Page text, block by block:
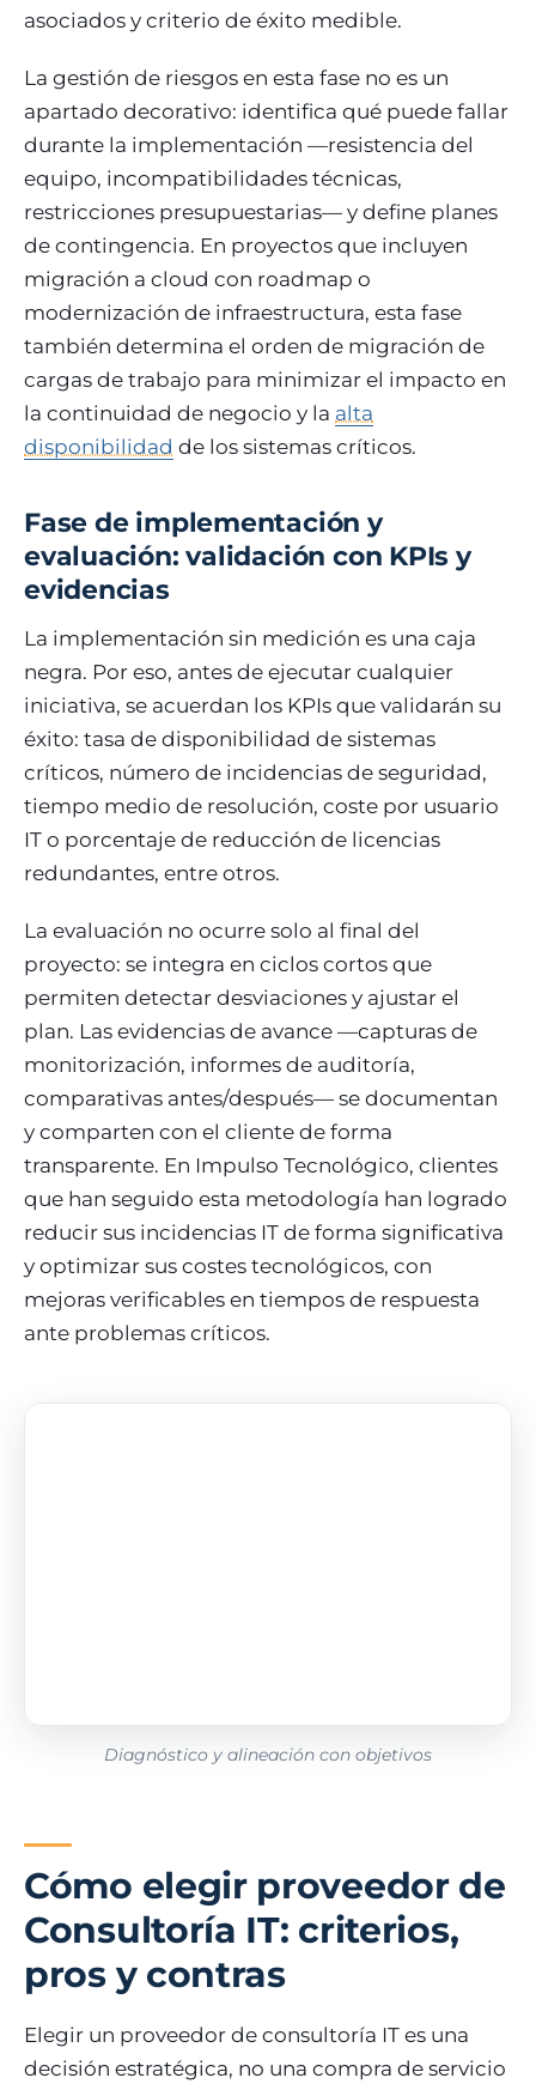
asociados y criterio de éxito medible.
La gestión de riesgos en esta fase no es un
apartado decorativo: identifica qué puede fallar
durante la implementación —resistencia del
equipo, incompatibilidades técnicas,
restricciones presupuestarias— y define planes
de contingencia. En proyectos que incluyen
migración a cloud con roadmap o
modernización de infraestructura, esta fase
también determina el orden de migración de
cargas de trabajo para minimizar el impacto en
la continuidad de negocio y la alta
disponibilidad de los sistemas críticos.
Fase de implementación y
evaluación: validación con KPIs y
evidencias
La implementación sin medición es una caja
negra. Por eso, antes de ejecutar cualquier
iniciativa, se acuerdan los KPIs que validarán su
éxito: tasa de disponibilidad de sistemas
críticos, número de incidencias de seguridad,
tiempo medio de resolución, coste por usuario
IT o porcentaje de reducción de licencias
redundantes, entre otros.
La evaluación no ocurre solo al final del
proyecto: se integra en ciclos cortos que
permiten detectar desviaciones y ajustar el
plan. Las evidencias de avance —capturas de
monitorización, informes de auditoría,
comparativas antes/después— se documentan
y comparten con el cliente de forma
transparente. En Impulso Tecnológico, clientes
que han seguido esta metodología han logrado
reducir sus incidencias IT de forma significativa
y optimizar sus costes tecnológicos, con
mejoras verificables en tiempos de respuesta
ante problemas críticos.
Diagnóstico y alineación con objetivos
Cómo elegir proveedor de
Consultoría IT: criterios,
pros y contras
Elegir un proveedor de consultoría IT es una
decisión estratégica, no una compra de servicio